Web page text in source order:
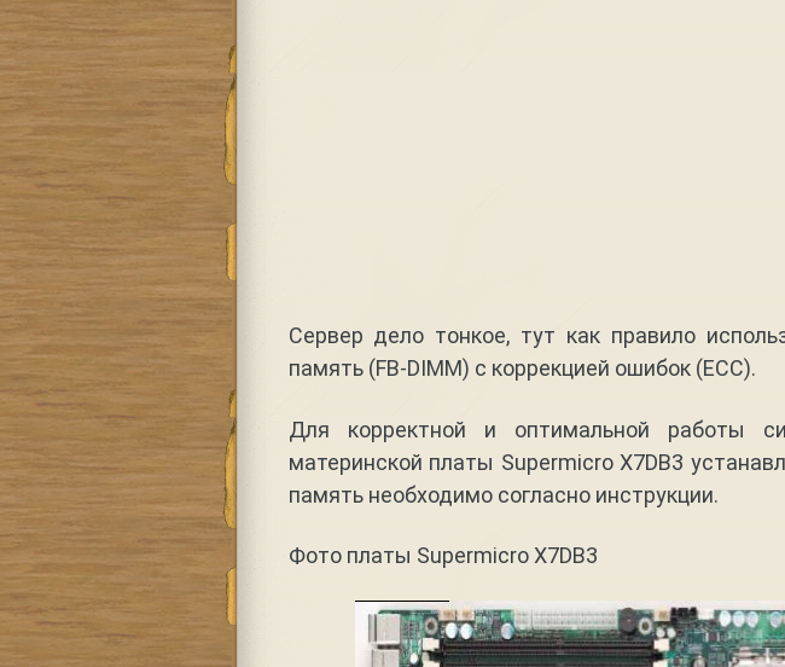
Сервер дело тонкое, тут как правило
память (FB-DIMM) с коррекцией ошибок (ECC).
Для корректной и оптимальной работы
материнской платы Supermicro X7DB3
память необходимо согласно инструкции.
Фото платы Supermicro X7DB3